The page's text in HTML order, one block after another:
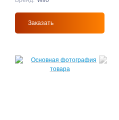
Заказать